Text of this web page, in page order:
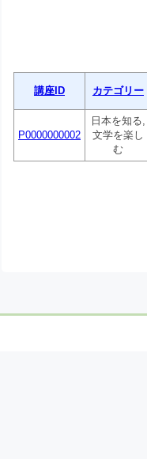
講座ID カテゴリー
P0000000002
日本を知る,
文学を楽し
む